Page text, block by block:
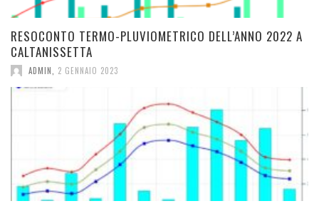
RESOCONTO TERMO-PLUVIOMETRICO DELL’ANNO 2022 A
CALTANISSETTA
ADMIN 2 GENNAIO 2023